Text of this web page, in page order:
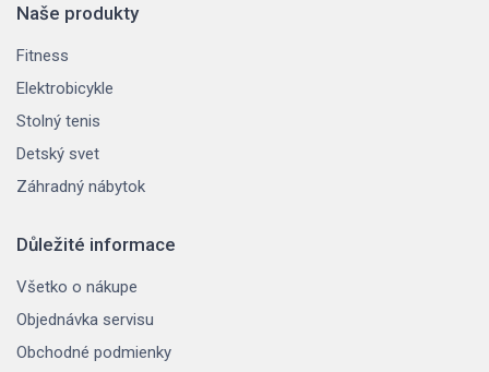
Naše produkty
Fitness
Elektrobicykle
Stolný tenis
Detský svet
Záhradný nábytok
Důležité informace
Všetko o nákupe
Objednávka servisu
Obchodné podmienky